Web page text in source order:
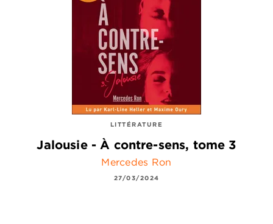
LITTÉRATURE
Jalousie - À contre-sens, tome 3
Mercedes Ron
27/03/2024